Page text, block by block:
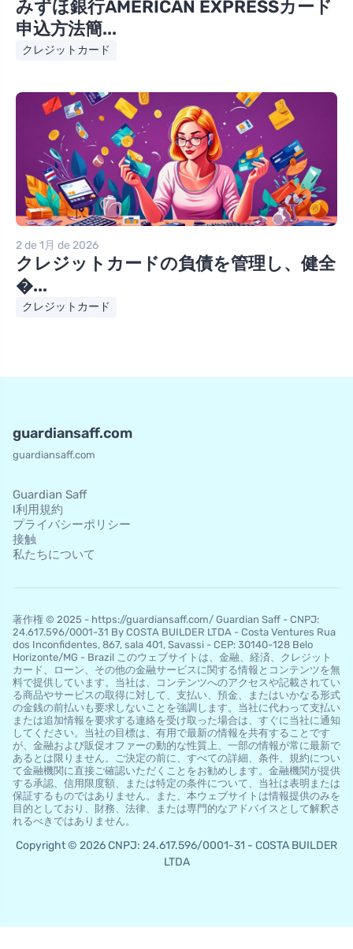
みずほ銀行AMERICAN EXPRESSカード
申込方法簡...
クレジットカード
2 de 1月 de 2026
クレジットカードの負債を管理し、健全
�...
クレジットカード
guardiansaff.com
guardiansaff.com
Guardian Saff
l利用規約
プライバシーポリシー
接触
私たちについて
著作権 © 2025 - https://guardiansaff.com/ Guardian Saff - CNPJ:
24.617.596/0001-31 By COSTA BUILDER LTDA - Costa Ventures Rua
dos Inconfidentes, 867, sala 401, Savassi - CEP: 30140-128 Belo
Horizo​​nte/MG - Brazil このウェブサイトは、金融、経済、クレジット
カード、ローン、その他の金融サービスに関する情報とコンテンツを無
料で提供しています。当社は、コンテンツへのアクセスや記載されてい
る商品やサービスの取得に対して、支払い、預金、またはいかなる形式
の金銭の前払いも要求しないことを強調します。当社に代わって支払い
または追加情報を要求する連絡を受け取った場合は、すぐに当社に通知
してください。当社の目標は、有用で最新の情報を共有することです
が、金融および販促オファーの動的な性質上、一部の情報が常に最新で
あるとは限りません。ご決定の前に、すべての詳細、条件、規約につい
て金融機関に直接ご確認いただくことをお勧めします。金融機関が提供
する承認、信用限度額、または特定の条件について、当社は表明または
保証するものではありません。また、本ウェブサイトは情報提供のみを
目的としており、財務、法律、または専門的なアドバイスとして解釈さ
れるべきではありません。
Copyright © 2026 CNPJ: 24.617.596/0001-31 - COSTA BUILDER
LTDA